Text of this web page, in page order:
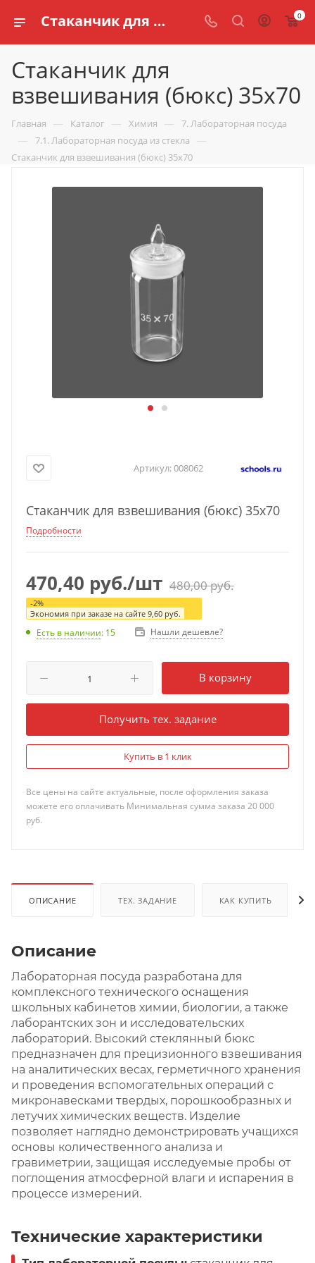
Стаканчик для взвешивания (бюкс) 35х70 купить по доступной цене в интернет магазине schools.ru 0
Стаканчик для
взвешивания (бюкс) 35х70
Главная — Каталог — Химия — 7. Лабораторная посуда
— 7.1. Лабораторная посуда из стекла —
Стаканчик для взвешивания (бюкс) 35х70
Артикул:008062
Стаканчик для взвешивания (бюкс) 35х70
Подробности
470,40 руб./шт 480,00руб.
-2%
Экономия при заказе на сайте 9,60 руб.
Есть в наличии: 15 Нашли дешевле?
В корзину
Получить тех. задание
Купить в 1 клик
Все цены на сайте актуальные, после оформления заказа
можете его оплачивать Минимальная сумма заказа 20 000
руб.
ОПИСАНИЕ ТЕХ. ЗАДАНИЕ КАК КУПИТЬ
Описание
Лабораторная посуда разработана для
комплексного технического оснащения
школьных кабинетов химии, биологии, а также
лаборантских зон и исследовательских
лабораторий. Высокий стеклянный бюкс
предназначен для прецизионного взвешивания
на аналитических весах, герметичного хранения
и проведения вспомогательных операций с
микронавесками твердых, порошкообразных и
летучих химических веществ. Изделие
позволяет наглядно демонстрировать учащихся
основы количественного анализа и
гравиметрии, защищая исследуемые пробы от
поглощения атмосферной влаги и испарения в
процессе измерений.
Технические характеристики